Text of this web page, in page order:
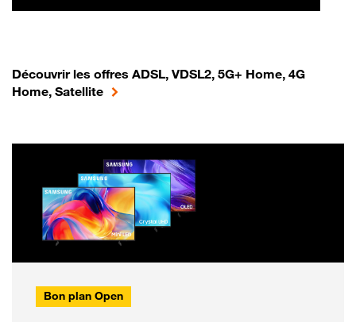
Découvrir les offres ADSL, VDSL2, 5G+ Home, 4G
Home, Satellite
Bon plan Open